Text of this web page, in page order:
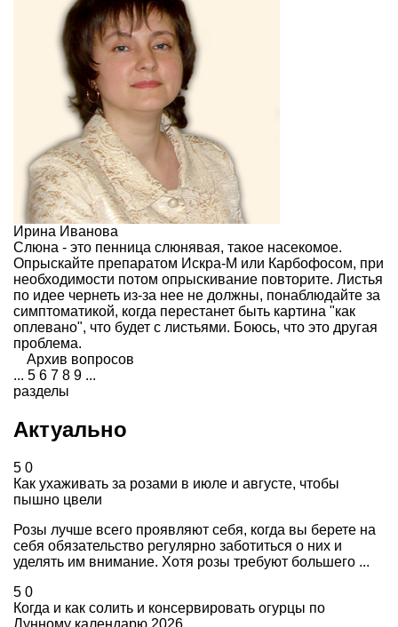
Ирина Иванова
Слюна - это пенница слюнявая, такое насекомое.
Опрыскайте препаратом Искра-М или Карбофосом, при
необходимости потом опрыскивание повторите. Листья
по идее чернеть из-за нее не должны, понаблюдайте за
симптоматикой, когда перестанет быть картина "как
оплевано", что будет с листьями. Боюсь, что это другая
проблема.
Архив вопросов
... 5 6 7 8 9 ...
разделы
Актуально
5 0
Как ухаживать за розами в июле и августе, чтобы
пышно цвели
Розы лучше всего проявляют себя, когда вы берете на
себя обязательство регулярно заботиться о них и
уделять им внимание. Хотя розы требуют большего ...
5 0
Когда и как солить и консервировать огурцы по